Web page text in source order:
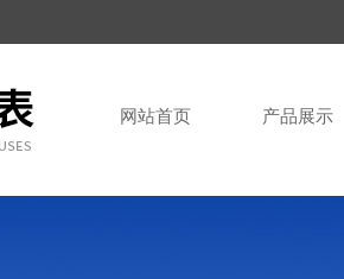
网站首页 产品展示